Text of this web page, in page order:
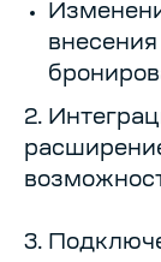
2.
3.